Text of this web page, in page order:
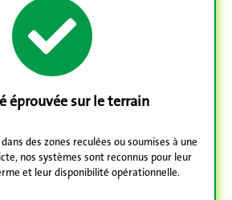
éprouvée sur le terrain
des zones reculées ou soumises à une
nos systèmes sont reconnus pour leur
et leur disponibilité opérationnelle.